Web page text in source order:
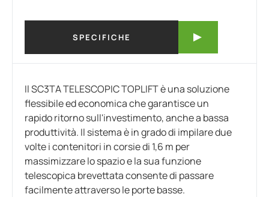
SPECIFICHE
Il SC3TA TELESCOPIC TOPLIFT è una soluzione
flessibile ed economica che garantisce un
rapido ritorno sull'investimento, anche a bassa
produttività. Il sistema è in grado di impilare due
volte i contenitori in corsie di 1,6 m per
massimizzare lo spazio e la sua funzione
telescopica brevettata consente di passare
facilmente attraverso le porte basse.